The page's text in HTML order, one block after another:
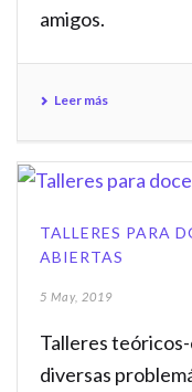
amigos.
Leer más
TALLERES PARA
ABIERTAS
5 May, 2019
Talleres
diversas